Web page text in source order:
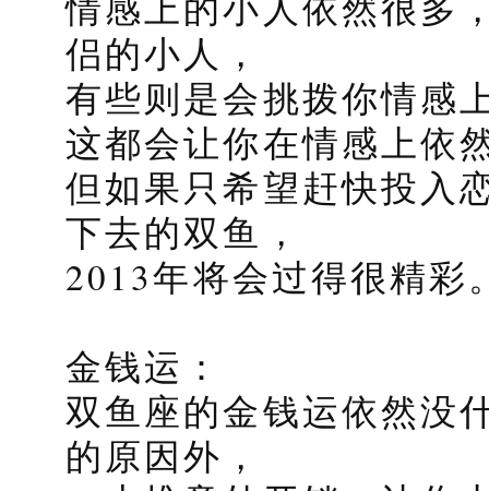
侣的小人，
有些则是会挑拨你情感
这都会让你在情感上依
但如果只希望赶快投入
下去的双鱼，
2013年将会过得很精彩
金钱运：
双鱼座的金钱运依然没
的原因外，